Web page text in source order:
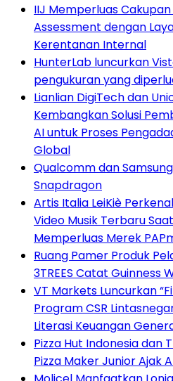
IIJ Memperluas
Assessment dengan
Kerentanan Internal
HunterLab luncurkan
pengukuran yang
Lianlian DigiTech dan
Kembangkan Solusi
AI untuk Proses
Global
Qualcomm dan
Snapdragon
Artis Italia LeiKiè
Video Musik Terbaru
Memperluas Merek
Ruang Pamer Produk
3TREES Catat Guinness
VT Markets Luncurkan
Program CSR
Literasi Keuangan
Pizza Hut Indonesia dan
Pizza Maker Junior Ajak